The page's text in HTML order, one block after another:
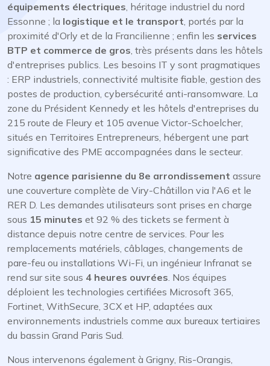
équipements électriques, héritage industriel du nord
Essonne ; la logistique et le transport, portés par la
proximité d'Orly et de la Francilienne ; enfin les services
BTP et commerce de gros, très présents dans les hôtels
d'entreprises publics. Les besoins IT y sont pragmatiques
: ERP industriels, connectivité multisite fiable, gestion des
postes de production, cybersécurité anti-ransomware. La
zone du Président Kennedy et les hôtels d'entreprises du
215 route de Fleury et 105 avenue Victor-Schoelcher,
situés en Territoires Entrepreneurs, hébergent une part
significative des PME accompagnées dans le secteur.
Notre agence parisienne du 8e arrondissement assure
une couverture complète de Viry-Châtillon via l'A6 et le
RER D. Les demandes utilisateurs sont prises en charge
sous 15 minutes et 92 % des tickets se ferment à
distance depuis notre centre de services. Pour les
remplacements matériels, câblages, changements de
pare-feu ou installations Wi-Fi, un ingénieur Infranat se
rend sur site sous 4 heures ouvrées. Nos équipes
déploient les technologies certifiées Microsoft 365,
Fortinet, WithSecure, 3CX et HP, adaptées aux
environnements industriels comme aux bureaux tertiaires
du bassin Grand Paris Sud.
Nous intervenons également à Grigny, Ris-Orangis,